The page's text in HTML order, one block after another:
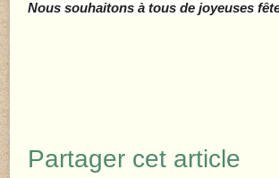
Nous souhaitons à tous de joyeuses
Partager cet article